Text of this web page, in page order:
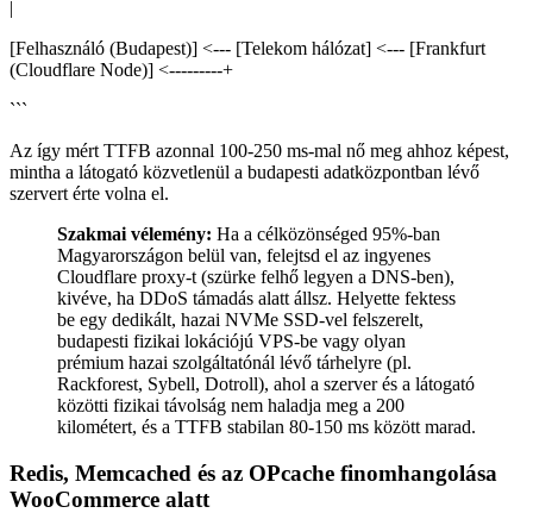
|
[Felhasználó (Budapest)] <--- [Telekom hálózat] <--- [Frankfurt
(Cloudflare Node)] <---------+
```
Az így mért TTFB azonnal 100-250 ms-mal nő meg ahhoz képest,
mintha a látogató közvetlenül a budapesti adatközpontban lévő
szervert érte volna el.
Szakmai vélemény: Ha a célközönséged 95%-ban
Magyarországon belül van, felejtsd el az ingyenes
Cloudflare proxy-t (szürke felhő legyen a DNS-ben),
kivéve, ha DDoS támadás alatt állsz. Helyette fektess
be egy dedikált, hazai NVMe SSD-vel felszerelt,
budapesti fizikai lokációjú VPS-be vagy olyan
prémium hazai szolgáltatónál lévő tárhelyre (pl.
Rackforest, Sybell, Dotroll), ahol a szerver és a látogató
közötti fizikai távolság nem haladja meg a 200
kilométert, és a TTFB stabilan 80-150 ms között marad.
Redis, Memcached és az OPcache finomhangolása
WooCommerce alatt